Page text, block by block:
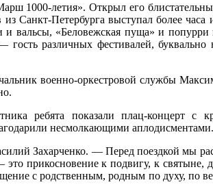
1000-летия». Открыл его
Санкт-Петербурга выступал более часа
вальсы, «Беловежская пуща» и
различных фестивалей, буквально
военно-оркестровой службы
ребята показали плац-концерт с
несмолкающими аплодисментами.
Захарченко. — Перед поездкой мы
прикосновение к подвигу, к святыне,
с родственным, родным по духу, по